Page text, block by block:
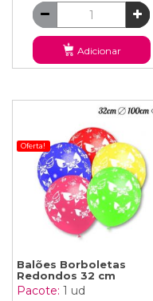
Adicionar
Oferta!
Balões Borboletas
Redondos 32 cm
Pacote: 1 ud